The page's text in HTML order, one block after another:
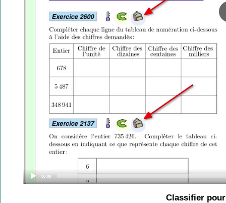
Current
time
00:00
Classifier